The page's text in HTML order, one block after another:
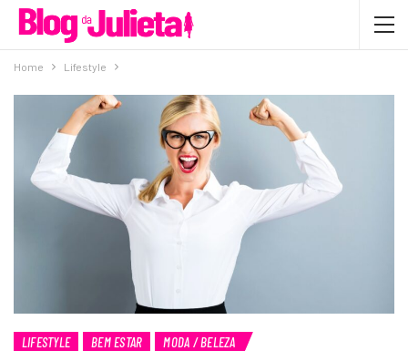
Home Lifestyle
LIFESTYLE BEM ESTAR MODA / BELEZA